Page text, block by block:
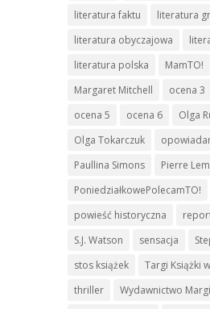
literatura faktu
literatura
literatura obyczajowa
literatura polska
MamTO!
Margaret Mitchell
ocena 3
ocena 5
ocena 6
Olga
Olga Tokarczuk
Paullina Simons
Pierre
PoniedziałkowePolecamTO!
powieść historyczna
S.J. Watson
sensacja
stos książek
Targi Książki
thriller
Wydawnictwo